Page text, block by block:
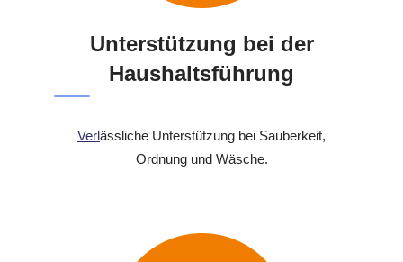
Unterstützung bei der
Haushaltsführung
Verlässliche Unterstützung bei Sauberkeit,
Ordnung und Wäsche.